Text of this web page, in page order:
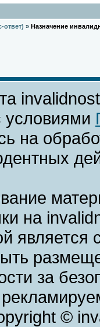
» Назначение
условиями
на
на
за
©